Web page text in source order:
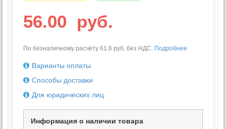
56.00 руб.
По безналичному расчёту 61.6 руб. без НДС. Подробнее
Варианты оплаты
Способы доставки
Для юридических лиц
Информация о наличии товара